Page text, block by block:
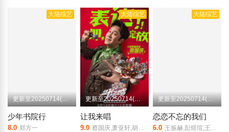
大陆综艺
更新至20250714(第9期)
少年书院行
8.0 郑方一
大陆综艺
更新至20250714(第5期正反调联盟)
让我来唱
9.0 蔡国庆,萧亚轩,胡彦斌,徐明浩,郝蕾,吴彤,王琳凯,尚雯婕,王蓉,饶雪漫,李偲菘,李伟菘,张子墨
大陆综艺
更新至20250714(第10期上)
恋恋不忘的我们
6.0 王振赫,彭煜瑄,王鑫童,李跃峥,赵怡欣,戴龙翔,朱芳颉